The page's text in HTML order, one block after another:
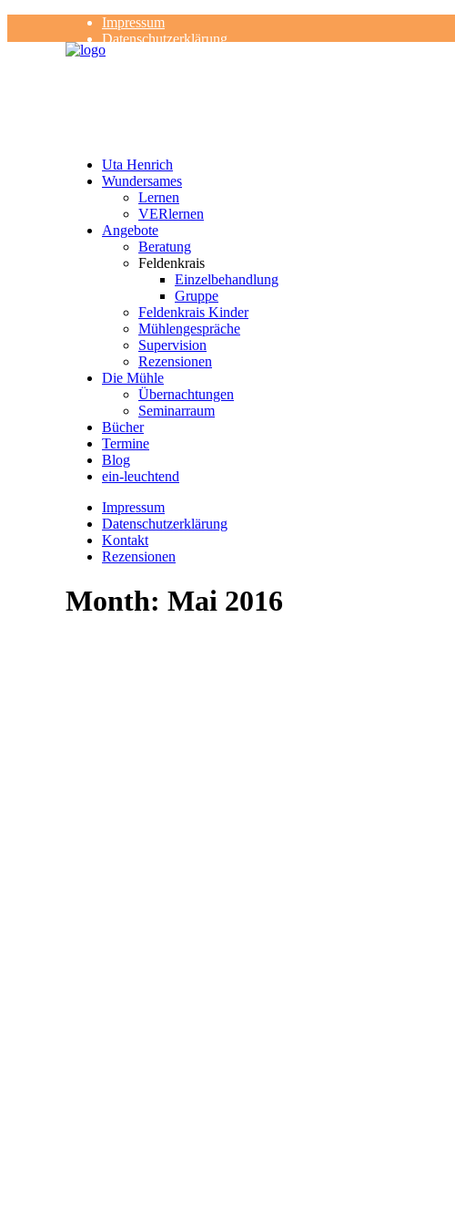
Impressum
Datenschutzerklärung
Kontakt
Uta Henrich
Wundersames
Lernen
VERlernen
Angebote
Beratung
Feldenkrais
Einzelbehandlung
Gruppe
Feldenkrais Kinder
Mühlengespräche
Supervision
Rezensionen
Die Mühle
Übernachtungen
Seminarraum
Bücher
Termine
Blog
ein-leuchtend
Impressum
Datenschutzerklärung
Kontakt
Rezensionen
Month: Mai 2016